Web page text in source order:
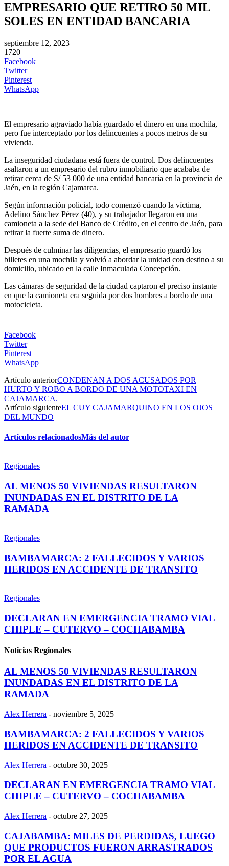
EMPRESARIO QUE RETIRO 50 MIL
SOLES EN ENTIDAD BANCARIA
septiembre 12, 2023
1720
Facebook
Twitter
Pinterest
WhatsApp
El empresario agraviado había guardado el dinero en una mochila,
pero fue interceptado por los delincuentes a pocos metros de su
vivienda.
La inseguridad ciudadana está fuera de control. Dos delincuentes
asaltaron a un empresario del rubro inmobiliario que acababa de
retirar cerca de S/ 53 000 de una entidad bancaria en la provincia de
Jaén, en la región Cajamarca.
Según información policial, todo comenzó cuando la víctima,
Adelino Sánchez Pérez (40), y su trabajador llegaron en una
camioneta a la sede del Banco de Crédito, en el centro de Jaén, para
retirar la fuerte suma de dinero.
Después de culminar las diligencias, el empresario guardó los
billetes en una mochila y volvió a abordar la unidad con destino a su
domicilio, ubicado en la calle Inmaculada Concepción.
Las cámaras de seguridad de la ciudad captaron el preciso instante
en que la camioneta era seguida por dos hombres a bordo de una
motocicleta.
Facebook
Twitter
Pinterest
WhatsApp
Artículo anteriorCONDENAN A DOS ACUSADOS POR
HURTO Y ROBO A BORDO DE UNA MOTOTAXI EN
CAJAMARCA.
Artículo siguienteEL CUY CAJAMARQUINO EN LOS OJOS
DEL MUNDO
Artículos relacionadosMás del autor
Regionales
AL MENOS 50 VIVIENDAS RESULTARON
INUNDADAS EN EL DISTRITO DE LA
RAMADA
Regionales
BAMBAMARCA: 2 FALLECIDOS Y VARIOS
HERIDOS EN ACCIDENTE DE TRANSITO
Regionales
DECLARAN EN EMERGENCIA TRAMO VIAL
CHIPLE – CUTERVO – COCHABAMBA
Noticias Regionales
AL MENOS 50 VIVIENDAS RESULTARON
INUNDADAS EN EL DISTRITO DE LA
RAMADA
Alex Herrera - noviembre 5, 2025
BAMBAMARCA: 2 FALLECIDOS Y VARIOS
HERIDOS EN ACCIDENTE DE TRANSITO
Alex Herrera - octubre 30, 2025
DECLARAN EN EMERGENCIA TRAMO VIAL
CHIPLE – CUTERVO – COCHABAMBA
Alex Herrera - octubre 27, 2025
CAJABAMBA: MILES DE PERDIDAS, LUEGO
QUE PRODUCTOS FUERON ARRASTRADOS
POR EL AGUA